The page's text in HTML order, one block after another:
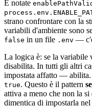
E notate
strano confrontare con la
variabili d'ambiente sono
false in un file .env —
La logica è: se la variabile
disabilita. In tutti gli altri
impostata affatto — abilita.
true. Questo è il pattern
attiva a meno che non la
dimentica di impostarla nel